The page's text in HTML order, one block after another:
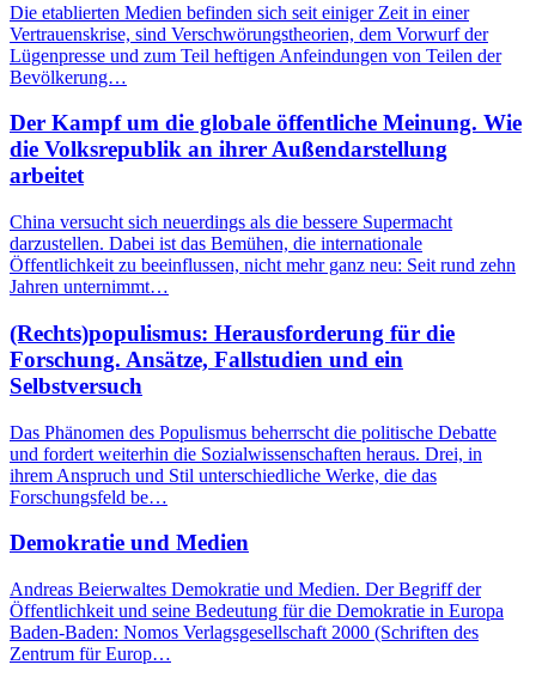
Die etablierten Medien befinden sich seit einiger Zeit in einer
Vertrauenskrise, sind Verschwörungstheorien, dem Vorwurf der
Lügenpresse und zum Teil heftigen Anfeindungen von Teilen der
Bevölkerung…
Der Kampf um die globale öffentliche Meinung. Wie
die Volksrepublik an ihrer Außendarstellung
arbeitet
China versucht sich neuerdings als die bessere Supermacht
darzustellen. Dabei ist das Bemühen, die internationale
Öffentlichkeit zu beeinflussen, nicht mehr ganz neu: Seit rund zehn
Jahren unternimmt…
(Rechts)populismus: Herausforderung für die
Forschung. Ansätze, Fallstudien und ein
Selbstversuch
Das Phänomen des Populismus beherrscht die politische Debatte
und fordert weiterhin die Sozialwissenschaften heraus. Drei, in
ihrem Anspruch und Stil unterschiedliche Werke, die das
Forschungsfeld be…
Demokratie und Medien
Andreas Beierwaltes Demokratie und Medien. Der Begriff der
Öffentlichkeit und seine Bedeutung für die Demokratie in Europa
Baden-Baden: Nomos Verlagsgesellschaft 2000 (Schriften des
Zentrum für Europ…